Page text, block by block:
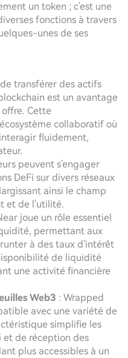
un token ; c'est une
fonctions à travers
unes de ses
transférer des actifs
est un avantage
Cette
collaboratif où
fluidement,
peuvent s'engager
DeFi sur divers réseaux
ainsi le champ
et de l'utilité.
joue un rôle essentiel
permettant aux
à des taux d'intérêt
de liquidité
une activité financière
Web3 : Wrapped
avec une variété de
simplifie les
et de réception des
plus accessibles à un